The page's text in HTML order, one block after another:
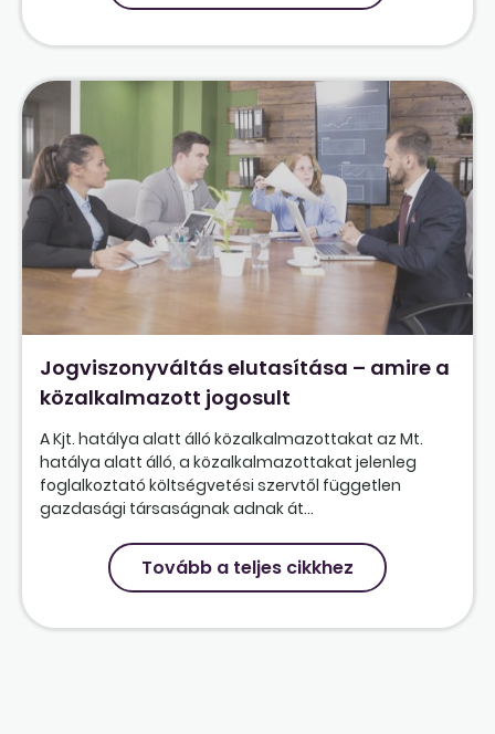
Jogviszonyváltás elutasítása – amire a
közalkalmazott jogosult
A Kjt. hatálya alatt álló közalkalmazottakat az Mt.
hatálya alatt álló, a közalkalmazottakat jelenleg
foglalkoztató költségvetési szervtől független
gazdasági társaságnak adnak át...
Tovább a teljes cikkhez